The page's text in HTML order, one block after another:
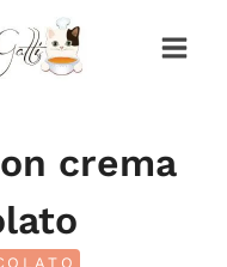
crema